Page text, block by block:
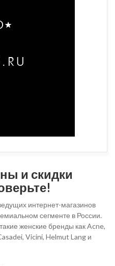
и скидки
интернет-магазинов
сегменте в России.
женские бренды как Acne,
Vicini, Helmut Lang и